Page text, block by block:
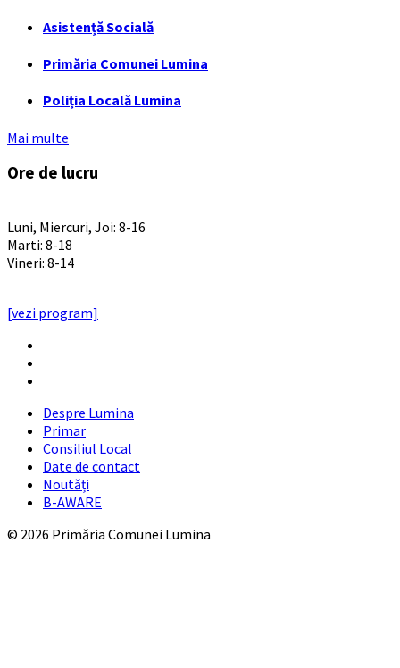
Asistență Socială
Primăria Comunei Lumina
Poliția Locală Lumina
Mai multe
Ore de lucru
Luni, Miercuri, Joi: 8-16
Marti: 8-18
Vineri: 8-14
[vezi program]
Despre Lumina
Primar
Consiliul Local
Date de contact
Noutăți
B-AWARE
© 2026 Primăria Comunei Lumina